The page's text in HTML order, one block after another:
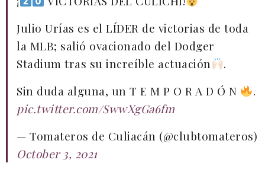
Julio Urías es el LÍDER de victorias de toda
la MLB; salió ovacionado del Dodger
Stadium tras su increíble actuación
.
Sin duda alguna, un T E M P O R A D Ó N
.
pic.twitter.com/SwwXgGa6fm
— Tomateros de Culiacán (@clubtomateros)
October 3, 2021